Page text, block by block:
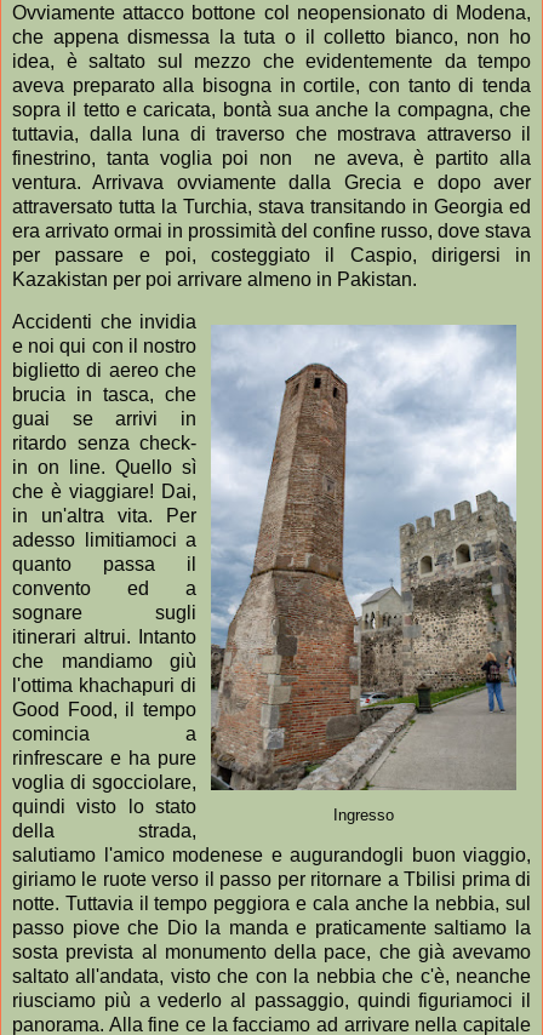
Ovviamente attacco bottone col neopensionato di Modena,
che appena dismessa la tuta o il colletto bianco, non ho
idea, è saltato sul mezzo che evidentemente da tempo
aveva preparato alla bisogna in cortile, con tanto di tenda
sopra il tetto e caricata, bontà sua anche la compagna, che
tuttavia, dalla luna di traverso che mostrava attraverso il
finestrino, tanta voglia poi non ne aveva, è partito alla
ventura. Arrivava ovviamente dalla Grecia e dopo aver
attraversato tutta la Turchia, stava transitando in Georgia ed
era arrivato ormai in prossimità del confine russo, dove stava
per passare e poi, costeggiato il Caspio, dirigersi in
Kazakistan per poi arrivare almeno in Pakistan.
Ingresso
Accidenti che invidia
e noi qui con il nostro
biglietto di aereo che
brucia in tasca, che
guai se arrivi in
ritardo senza check-
in on line. Quello sì
che è viaggiare! Dai,
in un'altra vita. Per
adesso limitiamoci a
quanto passa il
convento ed a
sognare sugli
itinerari altrui. Intanto
che mandiamo giù
l'ottima khachapuri di
Good Food, il tempo
comincia a
rinfrescare e ha pure
voglia di sgocciolare,
quindi visto lo stato
della strada,
salutiamo l'amico modenese e augurandogli buon viaggio,
giriamo le ruote verso il passo per ritornare a Tbilisi prima di
notte. Tuttavia il tempo peggiora e cala anche la nebbia, sul
passo piove che Dio la manda e praticamente saltiamo la
sosta prevista al monumento della pace, che già avevamo
saltato all'andata, visto che con la nebbia che c'è, neanche
riusciamo più a vederlo al passaggio, quindi figuriamoci il
panorama. Alla fine ce la facciamo ad arrivare nella capitale